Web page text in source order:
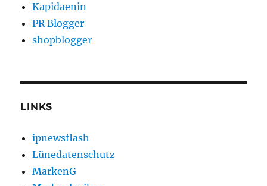
Kapidaenin
PR Blogger
shopblogger
LINKS
ipnewsflash
Lünedatenschutz
MarkenG